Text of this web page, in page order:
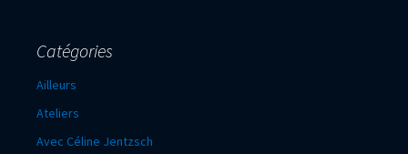
Catégories
Ailleurs
Ateliers
Avec Céline Jentzsch